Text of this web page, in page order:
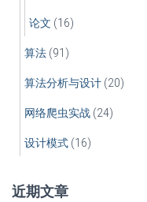
论文 (16)
算法 (91)
算法分析与设计 (20)
网络爬虫实战 (24)
设计模式 (16)
近期文章